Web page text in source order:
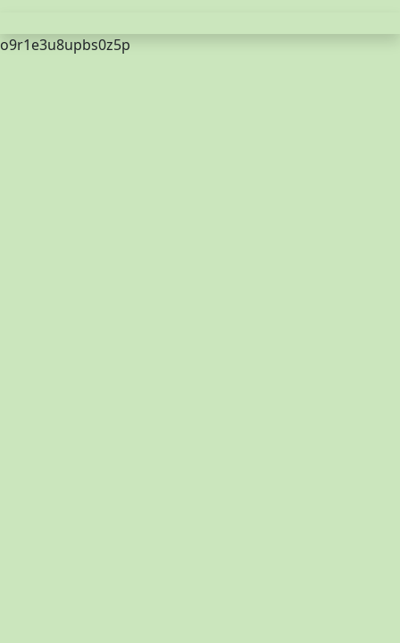
o9r1e3u8upbs0z5p